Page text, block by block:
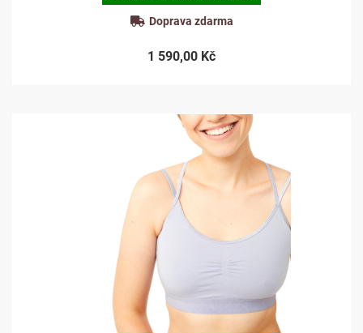
Doprava zdarma
1 590,00 Kč